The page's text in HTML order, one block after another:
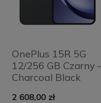
OnePlus 15R 5G
12/256 GB Czarny -
Charcoal Black
2 608,00 zł